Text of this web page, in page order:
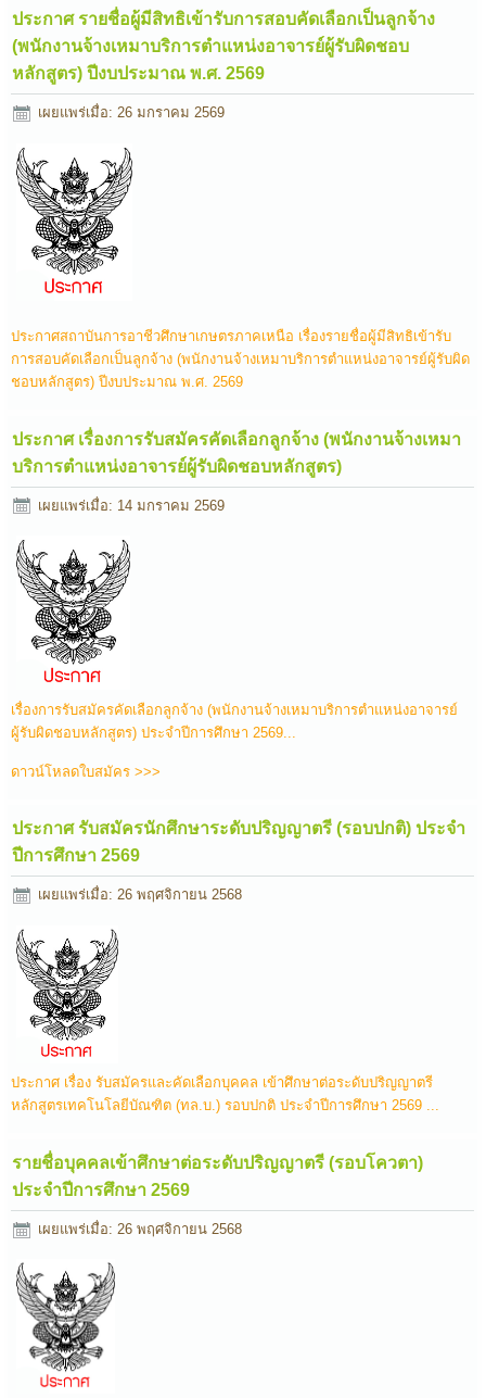
ประกาศ รายชื่อผู้มีสิทธิเข้ารับการสอบคัดเลือกเป็นลูกจ้าง
(พนักงานจ้างเหมาบริการตำแหน่งอาจารย์ผู้รับผิดชอบ
หลักสูตร) ปีงบประมาณ พ.ศ. 2569
เผยแพร่เมื่อ: 26 มกราคม 2569
ประกาศสถาบันการอาชีวศึกษาเกษตรภาคเหนือ เรื่องรายชื่อผู้มีสิทธิเข้ารับ
การสอบคัดเลือกเป็นลูกจ้าง (พนักงานจ้างเหมาบริการตำแหน่งอาจารย์ผู้รับผิด
ชอบหลักสูตร) ปีงบประมาณ พ.ศ. 2569
ประกาศ เรื่องการรับสมัครคัดเลือกลูกจ้าง (พนักงานจ้างเหมา
บริการตำแหน่งอาจารย์ผู้รับผิดชอบหลักสูตร)
เผยแพร่เมื่อ: 14 มกราคม 2569
เรื่องการรับสมัครคัดเลือกลูกจ้าง (พนักงานจ้างเหมาบริการตำแหน่งอาจารย์
ผู้รับผิดชอบหลักสูตร) ประจำปีการศึกษา 2569...
ดาวน์โหลดใบสมัคร >>>
ประกาศ รับสมัครนักศึกษาระดับปริญญาตรี (รอบปกติ) ประจำ
ปีการศึกษา 2569
เผยแพร่เมื่อ: 26 พฤศจิกายน 2568
ประกาศ เรื่อง รับสมัครและคัดเลือกบุคคล เข้าศึกษาต่อระดับปริญญาตรี
หลักสูตรเทคโนโลยีบัณฑิต (ทล.บ.) รอบปกติ ประจำปีการศึกษา 2569 ...
รายชื่อบุคคลเข้าศึกษาต่อระดับปริญญาตรี (รอบโควตา)
ประจำปีการศึกษา 2569
เผยแพร่เมื่อ: 26 พฤศจิกายน 2568